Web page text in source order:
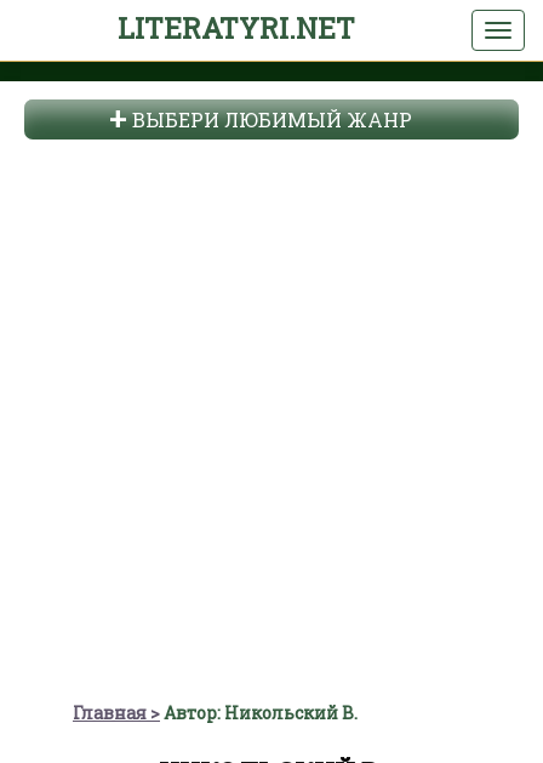
LITERATYRI.NET
ВЫБЕРИ ЛЮБИМЫЙ ЖАНР
Главная Автор: Никольский В.